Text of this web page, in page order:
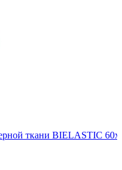
ткани BIELASTIC